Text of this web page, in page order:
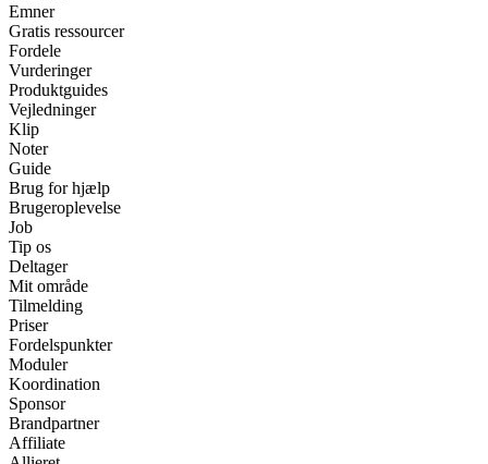
Emner
Gratis ressourcer
Fordele
Vurderinger
Produktguides
Vejledninger
Klip
Noter
Guide
Brug for hjælp
Brugeroplevelse
Job
Tip os
Deltager
Mit område
Tilmelding
Priser
Fordelspunkter
Moduler
Koordination
Sponsor
Brandpartner
Affiliate